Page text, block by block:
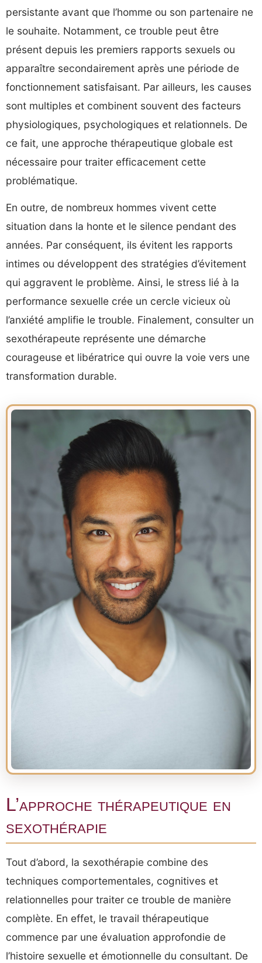
persistante avant que l’homme ou son partenaire ne
le souhaite. Notamment, ce trouble peut être
présent depuis les premiers rapports sexuels ou
apparaître secondairement après une période de
fonctionnement satisfaisant. Par ailleurs, les causes
sont multiples et combinent souvent des facteurs
physiologiques, psychologiques et relationnels. De
ce fait, une approche thérapeutique globale est
nécessaire pour traiter efficacement cette
problématique.
En outre, de nombreux hommes vivent cette
situation dans la honte et le silence pendant des
années. Par conséquent, ils évitent les rapports
intimes ou développent des stratégies d’évitement
qui aggravent le problème. Ainsi, le stress lié à la
performance sexuelle crée un cercle vicieux où
l’anxiété amplifie le trouble. Finalement, consulter un
sexothérapeute représente une démarche
courageuse et libératrice qui ouvre la voie vers une
transformation durable.
L’approche thérapeutique en
sexothérapie
Tout d’abord, la sexothérapie combine des
techniques comportementales, cognitives et
relationnelles pour traiter ce trouble de manière
complète. En effet, le travail thérapeutique
commence par une évaluation approfondie de
l’histoire sexuelle et émotionnelle du consultant. De